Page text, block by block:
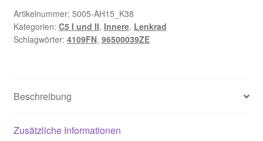
und
II
96500039ZE
Artikelnummer: 5005-AH15_K38
Kategorien: C5 I und II, Innere, Lenkrad
Schlagwörter: 4109FN, 96500039ZE
Beschreibung
Zusätzliche Informationen